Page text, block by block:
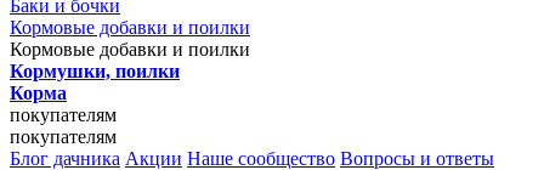
Баки и бочки
Кормовые добавки и поилки
Кормовые добавки и поилки
Кормушки, поилки
Корма
покупателям
покупателям
Блог дачника Акции Наше сообщество Вопросы и ответы